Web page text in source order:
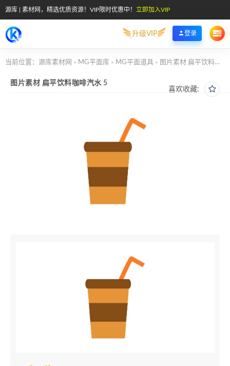
源库 | 素材网，精选优质资源！VIP限时优惠中！ 立即加入VIP
升级VIP 登录
当前位置： 源库素材网 > MG平面库 > MG平面道具 > 图片素材 扁平饮料咖啡汽水 5
喜欢收藏:
图片素材 扁平饮料咖啡汽水 5